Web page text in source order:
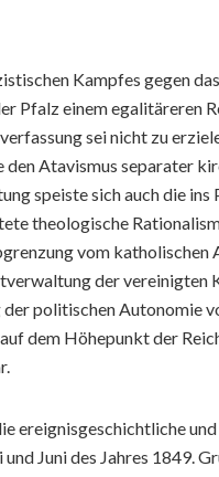
Kampfes gegen
Pfalz einem egalitäreren
sei nicht zu
den Atavismus separater
speiste sich auch die
theologische
vom katholischen
der vereinigten
politischen Autonomie
dem Höhepunkt der
ereignisgeschichtliche
Juni des Jahres 1849.